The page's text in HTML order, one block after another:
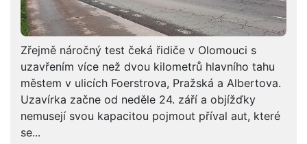
Zřejmě náročný test čeká řidiče v Olomouci s
uzavřením více než dvou kilometrů hlavního tahu
městem v ulicích Foerstrova, Pražská a Albertova.
Uzavírka začne od neděle 24. září a objížďky
nemusejí svou kapacitou pojmout příval aut, které
se...